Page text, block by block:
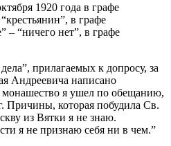
1920 года в графе
в графе
– “ничего нет”, в графе
прилагаемых к допросу, за
Андреевича написано
монашество я ушел по обещанию,
Причины, которая побудила Св.
из Вятки я не знаю.
я не признаю себя ни в чем.”